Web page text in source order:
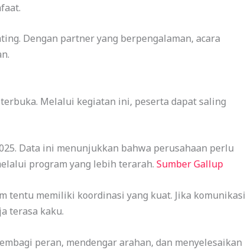
Dengan partner yang berpengalaman, acara
Melalui kegiatan ini, peserta dapat saling
Data ini menunjukkan bahwa perusahaan perlu
program yang lebih terarah. Sumber Gallup
tentu memiliki koordinasi yang kuat. Jika komunikasi
terasa kaku.
peran, mendengar arahan, dan menyelesaikan